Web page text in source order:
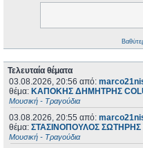
Τελευταία θέματα
03.08.2026, 20:56 από:
θέμα: ΚΑΠΟΚΗΣ ΔΗΜΗΤΡΗΣ
Μουσική - Τραγούδια
03.08.2026, 20:55 από:
θέμα: ΣΤΑΣΙΝΟΠΟΥΛΟΣ ΣΩΤΗΡΗΣ
Μουσική - Τραγούδια